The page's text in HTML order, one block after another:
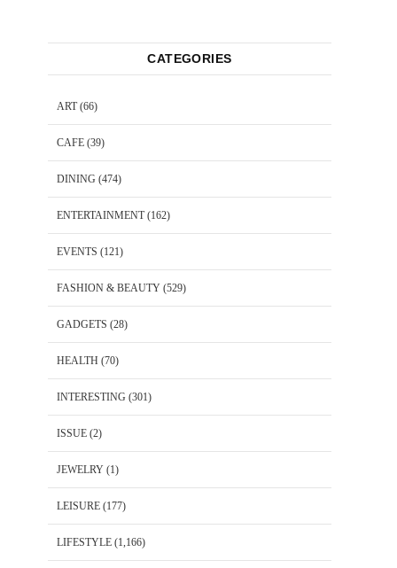
CATEGORIES
ART(66)
CAFE (39)
DINING (474)
ENTERTAINMENT(162)
EVENTS (121)
FASHION & BEAUTY (529)
GADGETS (28)
HEALTH (70)
INTERESTING (301)
ISSUE (2)
JEWELRY (1)
LEISURE (177)
LIFESTYLE (1,166)